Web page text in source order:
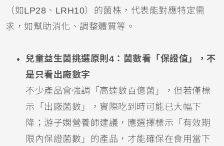
（如LP28、LRH10）的菌株，代表能對應特定需
求，如幫助消化、調整體質等。
兒童益生菌挑選原則4：菌數看「保證值」，不
是只看出廠數字
不少產品會強調「高達數百億菌」，但若僅標
示「出廠菌數」，實際吃到時可能已大幅下
降；游子嫻營養師建議，應選擇標示「有效期
限內保證菌數」的產品，才能確保在食用當下